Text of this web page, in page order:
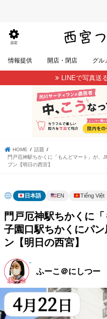
設定
情報提供 開店・閉店 グル
LINEで写真送
HOME
話題
門戸厄神駅ちかくに「もんどマート」が、
プン【明日の西宮】
日本語 EN Tiếng Việt
門戸厄神駅ちかくに
子園口駅ちかくにパ
ン【明日の西宮】
ふーこ＠にしつー